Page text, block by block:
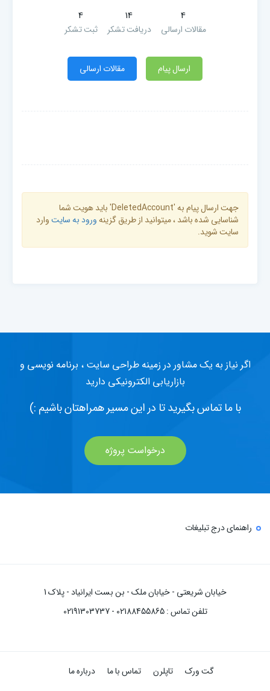
4
ثبت تشکر
14
دریافت تشکر
4
مقالات ارسالی
ارسال پیام مقالات ارسالی
جهت ارسال پیام به 'DeletedAccount' باید هویت شما
شناسایی شده باشد ، میتوانید از طریق گزینهورود به سایتوارد
سایت شوید.
اگر نیاز به یک مشاور در زمینه طراحی سایت ، برنامه نویسی و
بازاریابی الکترونیکی دارید
با ما تماس بگیرید تا در این مسیر همراهتان باشیم :)
درخواست پروژه
راهنمای درج تبلیغات
خیابان شریعتی - خیابان ملک - بن بست ایرانیاد - پلاک 1
تلفن تماس : 02188455865 - 02191303737
گت ورک تاپلرن تماس با ما
درباره ما